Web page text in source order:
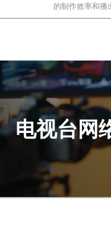
的制作效率和播
电视台网